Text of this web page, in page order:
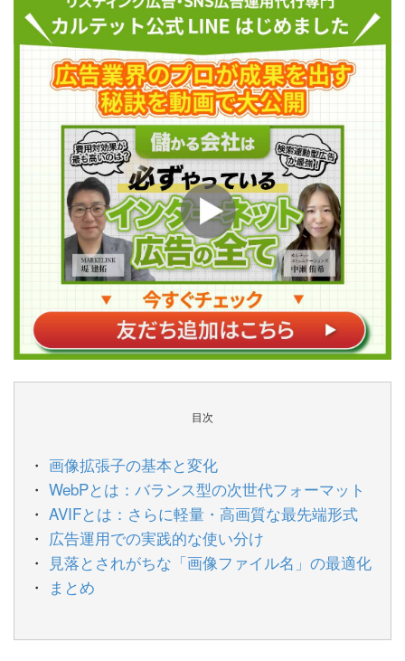
目次
画像拡張子の基本と変化
WebPとは：バランス型の次世代フォーマット
AVIFとは：さらに軽量・高画質な最先端形式
広告運用での実践的な使い分け
見落とされがちな「画像ファイル名」の最適化
まとめ